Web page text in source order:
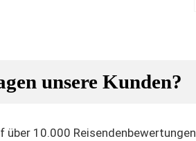
unsere Kunden?
über 10.000 Reisendenbewertungen